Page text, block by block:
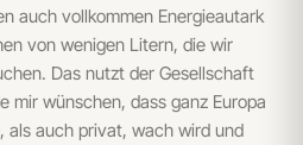
auch vollkommen Energieautark
von wenigen Litern, die wir
Das nutzt der Gesellschaft
mir wünschen, dass ganz Europa
als auch privat, wach wird und